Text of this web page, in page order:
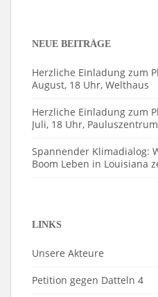
NEUE BEITRÄGE
Herzliche Einladung zum
August, 18 Uhr, Welthaus
Herzliche Einladung zum
Juli, 18 Uhr,
Spannender Klimadialog:
Boom Leben in Louisiana
LINKS
Unsere Akteure
Petition gegen Datteln 4